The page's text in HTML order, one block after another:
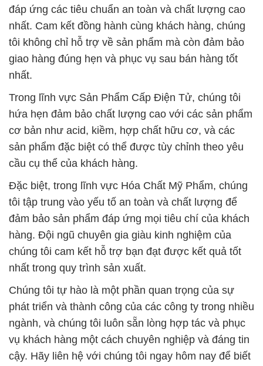
đáp ứng các tiêu chuẩn an toàn và chất lượng cao
nhất. Cam kết đồng hành cùng khách hàng, chúng
tôi không chỉ hỗ trợ về sản phẩm mà còn đảm bảo
giao hàng đúng hẹn và phục vụ sau bán hàng tốt
nhất.
Trong lĩnh vực Sản Phẩm Cấp Điện Tử, chúng tôi
hứa hẹn đảm bảo chất lượng cao với các sản phẩm
cơ bản như acid, kiềm, hợp chất hữu cơ, và các
sản phẩm đặc biệt có thể được tùy chỉnh theo yêu
cầu cụ thể của khách hàng.
Đặc biệt, trong lĩnh vực Hóa Chất Mỹ Phẩm, chúng
tôi tập trung vào yếu tố an toàn và chất lượng để
đảm bảo sản phẩm đáp ứng mọi tiêu chí của khách
hàng. Đội ngũ chuyên gia giàu kinh nghiệm của
chúng tôi cam kết hỗ trợ bạn đạt được kết quả tốt
nhất trong quy trình sản xuất.
Chúng tôi tự hào là một phần quan trọng của sự
phát triển và thành công của các công ty trong nhiều
ngành, và chúng tôi luôn sẵn lòng hợp tác và phục
vụ khách hàng một cách chuyên nghiệp và đáng tin
cậy. Hãy liên hệ với chúng tôi ngay hôm nay để biết